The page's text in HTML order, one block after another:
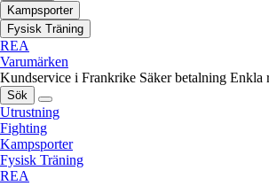
Kampsporter
Fysisk Träning
REA
Varumärken
Kundservice i Frankrike Säker betalning Enkla
Sök
Utrustning
Fighting
Kampsporter
Fysisk Träning
REA